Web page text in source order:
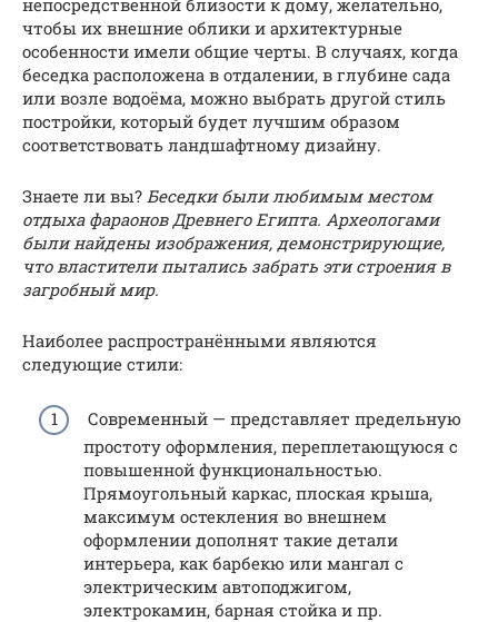
непосредственной близости к дому, желательно,
чтобы их внешние облики и архитектурные
особенности имели общие черты. В случаях, когда
беседка расположена в отдалении, в глубине сада
или возле водоёма, можно выбрать другой стиль
постройки, который будет лучшим образом
соответствовать ландшафтному дизайну.
Знаете ли вы? Беседки были любимым местом
отдыха фараонов Древнего Египта. Археологами
были найдены изображения, демонстрирующие,
что властители пытались забрать эти строения в
загробный мир.
Наиболее распространёнными являются
следующие стили:
Современный — представляет предельную
простоту оформления, переплетающуюся с
повышенной функциональностью.
Прямоугольный каркас, плоская крыша,
максимум остекления во внешнем
оформлении дополнят такие детали
интерьера, как барбекю или мангал с
электрическим автоподжигом,
электрокамин, барная стойка и пр.